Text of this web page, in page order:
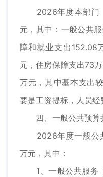
2026年度本部门
元，其中：一般公共
障和就业支出152.08
元，住房保障支出73
万元，其中基本支出
要是工资提标，人员经
四、一般公共预算
2026年度一般公
万元，其中：
1、一般公共服务